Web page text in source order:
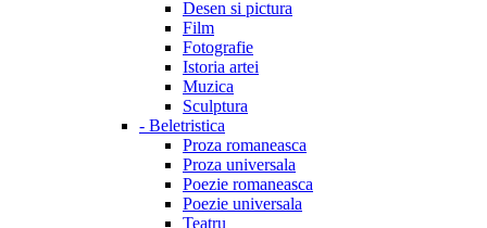
Desen si pictura
Film
Fotografie
Istoria artei
Muzica
Sculptura
- Beletristica
Proza romaneasca
Proza universala
Poezie romaneasca
Poezie universala
Teatru